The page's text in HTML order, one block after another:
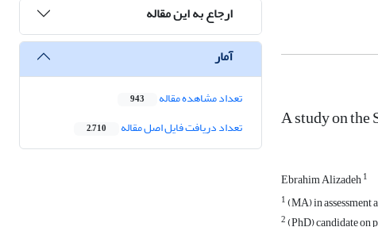
A study on the
Ebrahim Alizadeh1
1(MA) in
2
ارجاع به این مقاله
آمار
تعداد مشاهده مقاله 943
تعداد دریافت فایل اصل مقاله 2,710